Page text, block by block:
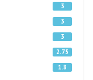
3
3
3
2.75
1.8